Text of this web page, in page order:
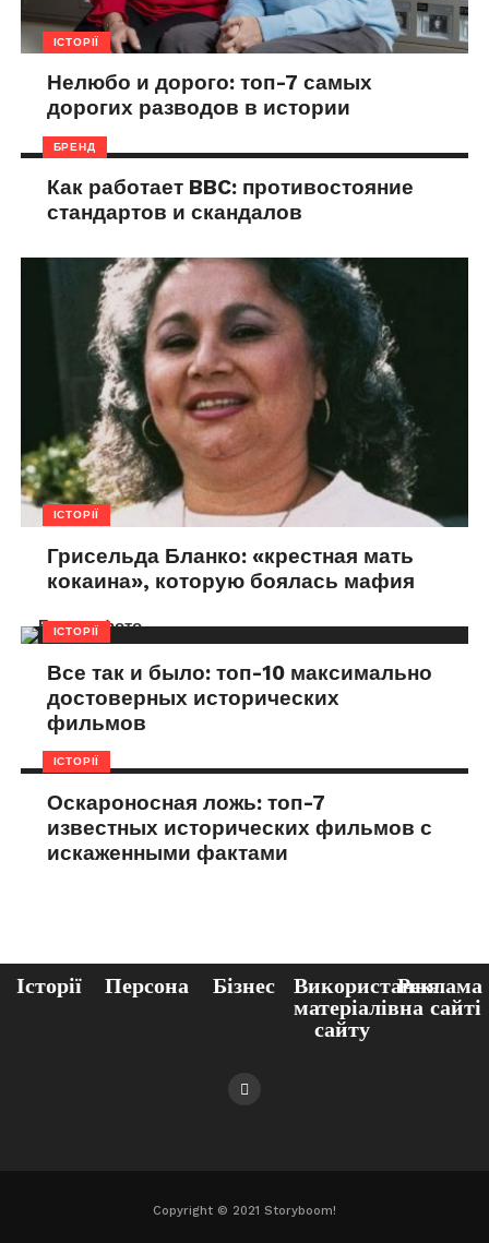
ІСТОРІЇ
Нелюбо и дорого: топ-7 самых
дорогих разводов в истории
БРЕНД
Как работает BBC: противостояние
стандартов и скандалов
ІСТОРІЇ
Грисельда Бланко: «крестная мать
кокаина», которую боялась мафия
ІСТОРІЇ
Все так и было: топ-10 максимально
достоверных исторических
фильмов
ІСТОРІЇ
Оскароносная ложь: топ-7
известных исторических фильмов с
искаженными фактами
Історії Персона Бізнес
Використання
матеріалів
сайту
Реклама
на сайті
Copyright © 2021 Storyboom!